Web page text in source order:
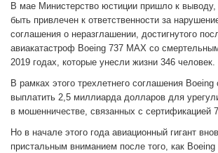
В мае Министерство юстиции пришло к
быть привлечен к ответственности за
соглашения о неразглашении, достигнутого
авиакатастроф Boeing 737 MAX со
2019 годах, которые унесли жизни 346 человек.
В рамках этого трехлетнего соглашения Boeing
выплатить 2,5 миллиарда долларов для
в мошенничестве, связанных с сертификацией
Но в начале этого года авиационный гигант
пристальным вниманием после того, как